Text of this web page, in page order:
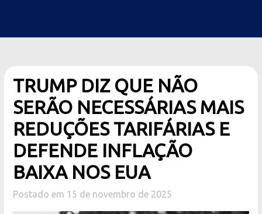
TRUMP DIZ QUE NÃO
SERÃO NECESSÁRIAS MAIS
REDUÇÕES TARIFÁRIAS E
DEFENDE INFLAÇÃO
BAIXA NOS EUA
Postado em 15 de novembro de 2025